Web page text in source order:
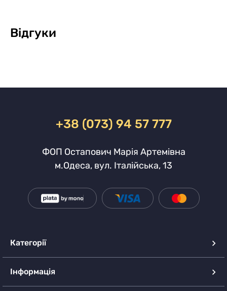
Відгуки
+38 (073) 94 57 777
ФОП Остапович Марія Артемівна
м.Одеса, вул. Італійська, 13
Категорії
Інформація